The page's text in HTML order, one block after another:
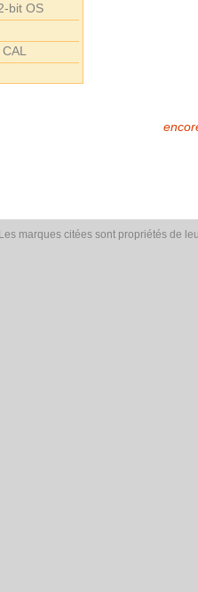
bit OS
Les marques citées sont propriétés de